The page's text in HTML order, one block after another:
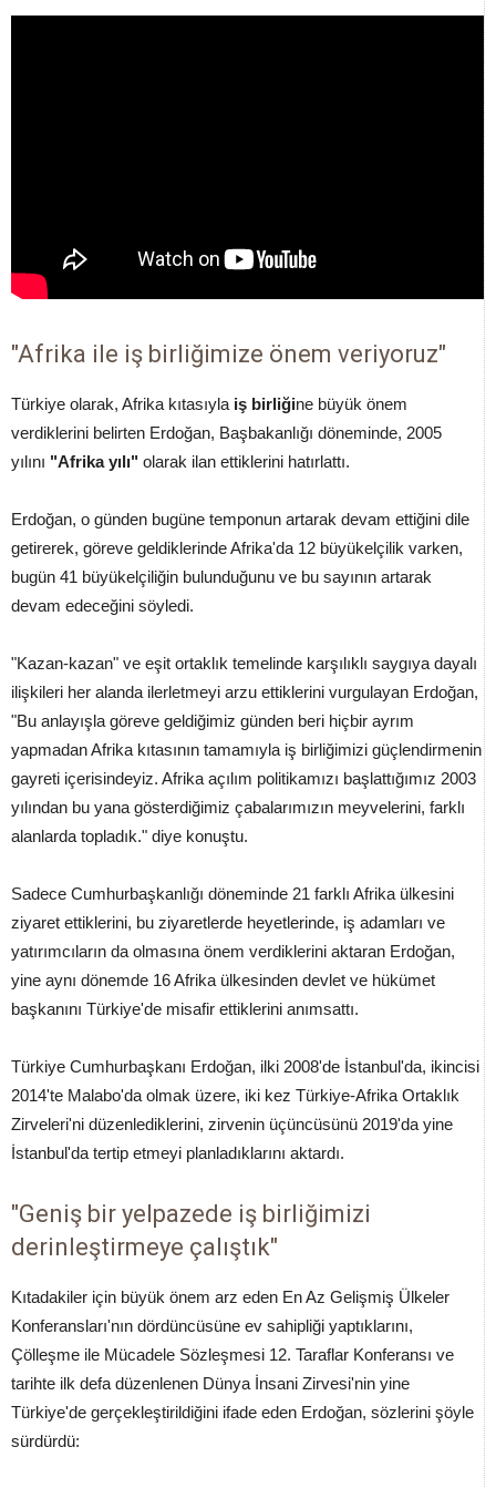
"Afrika ile iş birliğimize önem veriyoruz"
Türkiye olarak, Afrika kıtasıylaiş birliğine büyük önem
verdiklerini belirten Erdoğan, Başbakanlığı döneminde, 2005
yılını "Afrika yılı" olarak ilan ettiklerini hatırlattı.
Erdoğan, o günden bugüne temponun artarak devam ettiğini dile
getirerek, göreve geldiklerinde Afrika'da 12 büyükelçilik varken,
bugün 41 büyükelçiliğin bulunduğunu ve bu sayının artarak
devam edeceğini söyledi.
"Kazan-kazan" ve eşit ortaklık temelinde karşılıklı saygıya dayalı
ilişkileri her alanda ilerletmeyi arzu ettiklerini vurgulayan Erdoğan,
"Bu anlayışla göreve geldiğimiz günden beri hiçbir ayrım
yapmadan Afrika kıtasının tamamıyla iş birliğimizi güçlendirmenin
gayreti içerisindeyiz. Afrika açılım politikamızı başlattığımız 2003
yılından bu yana gösterdiğimiz çabalarımızın meyvelerini, farklı
alanlarda topladık." diye konuştu.
Sadece Cumhurbaşkanlığı döneminde 21 farklı Afrika ülkesini
ziyaret ettiklerini, bu ziyaretlerde heyetlerinde, iş adamları ve
yatırımcıların da olmasına önem verdiklerini aktaran Erdoğan,
yine aynı dönemde 16 Afrika ülkesinden devlet ve hükümet
başkanını Türkiye'de misafir ettiklerini anımsattı.
Türkiye Cumhurbaşkanı Erdoğan, ilki 2008'de İstanbul'da, ikincisi
2014'te Malabo'da olmak üzere, iki kez Türkiye-Afrika Ortaklık
Zirveleri'ni düzenlediklerini, zirvenin üçüncüsünü 2019'da yine
İstanbul'da tertip etmeyi planladıklarını aktardı.
"Geniş bir yelpazede iş birliğimizi
derinleştirmeye çalıştık"
Kıtadakiler için büyük önem arz eden En Az Gelişmiş Ülkeler
Konferansları'nın dördüncüsüne ev sahipliği yaptıklarını,
Çölleşme ile Mücadele Sözleşmesi 12. Taraflar Konferansı ve
tarihte ilk defa düzenlenen Dünya İnsani Zirvesi'nin yine
Türkiye'de gerçekleştirildiğini ifade eden Erdoğan, sözlerini şöyle
sürdürdü: